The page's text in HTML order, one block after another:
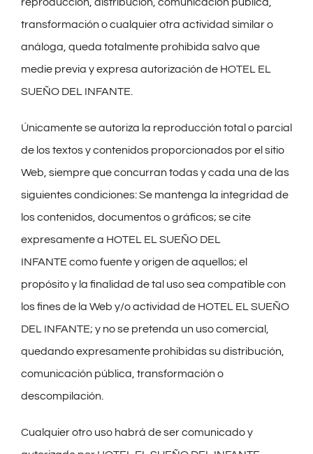
transformación o cualquier otra actividad similar o
análoga, queda totalmente prohibida salvo que
medie previa y expresa autorización de HOTEL EL
SUEÑO DEL INFANTE.
Únicamente se autoriza la reproducción total o parcial
de los textos y contenidos proporcionados por el sitio
Web, siempre que concurran todas y cada una de las
siguientes condiciones: Se mantenga la integridad de
los contenidos, documentos o gráficos; se cite
expresamente a HOTEL EL SUEÑO DEL
INFANTE como fuente y origen de aquellos; el
propósito y la finalidad de tal uso sea compatible con
los fines de la Web y/o actividad de HOTEL EL SUEÑO
DEL INFANTE; y no se pretenda un uso comercial,
quedando expresamente prohibidas su distribución,
comunicación pública, transformación o
descompilación.
Cualquier otro uso habrá de ser comunicado y